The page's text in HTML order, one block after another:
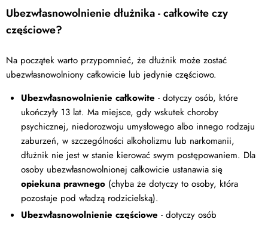
Ubezwłasnowolnienie dłużnika - całkowite czy
częściowe?
Na początek warto przypomnieć, że dłużnik może zostać
ubezwłasnowolniony całkowicie lub jedynie częściowo.
Ubezwłasnowolnienie całkowite - dotyczy osób, które
ukończyły 13 lat. Ma miejsce, gdy wskutek choroby
psychicznej, niedorozwoju umysłowego albo innego rodzaju
zaburzeń, w szczególności alkoholizmu lub narkomanii,
dłużnik nie jest w stanie kierować swym postępowaniem. Dla
osoby ubezwłasnowolnionej całkowicie ustanawia się
opiekuna prawnego (chyba że dotyczy to osoby, która
pozostaje pod władzą rodzicielską).
Ubezwłasnowolnienie częściowe - dotyczy osób